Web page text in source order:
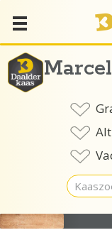
naar
de
inhoud